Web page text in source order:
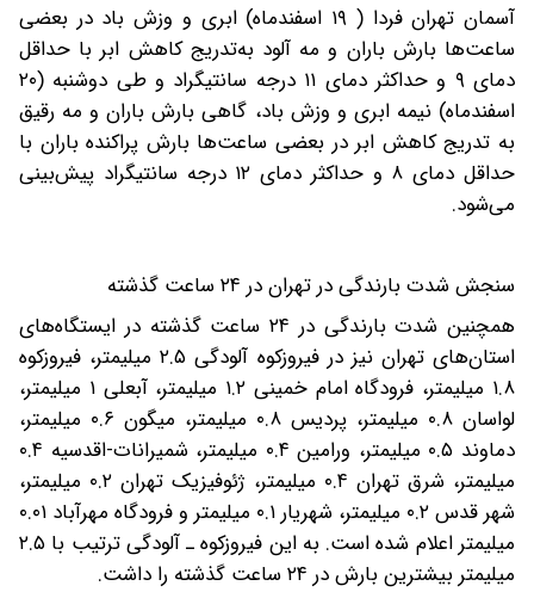
آسمان تهران فردا ( ۱۹ اسفندماه) ابری و وزش باد در بعضی
ساعت‌ها بارش باران و مه آلود به‌تدریج کاهش ابر با حداقل
دمای ۹ و حداکثر دمای ۱۱ درجه سانتیگراد و طی ‌دوشنبه (۲۰
اسفندماه) نیمه ابری و وزش باد، گاهی بارش باران و مه رقیق
به‌ تدریج کاهش ابر در بعضی ساعت‌ها بارش پراکنده باران با
حداقل دمای ۸ و حداکثر دمای ۱۲ درجه سانتیگراد پیش‌بینی
می‌شود.
سنجش شدت بارندگی در تهران در ۲۴ ساعت گذشته
همچنین شدت بارندگی در ۲۴ ساعت گذشته در ایستگاه‌های
استان‌های تهران نیز در فیروزکوه آلودگی ۲.۵ میلیمتر، فیروزکوه
۱.۸ میلیمتر، فرودگاه امام خمینی ۱.۲ میلیمتر، آبعلی ۱ میلیمتر،
لواسان ۰.۸ میلیمتر، پردیس ۰.۸ میلیمتر، میگون ۰.۶ میلیمتر،
دماوند ۰.۵ میلیمتر، ورامین ۰.۴ میلیمتر، شمیرانات-اقدسیه ۰.۴
میلیمتر، شرق تهران ۰.۴ میلیمتر، ژئوفیزیک تهران ۰.۲ میلیمتر،
شهر قدس ۰.۲ میلیمتر، شهریار ۰.۱ میلیمتر و فرودگاه مهرآباد ۰.۰۱
میلیمتر اعلام شده است. به این فیروزکوه ـ آلودگی ترتیب با ۲.۵
میلیمتر بیشترین بارش در ۲۴ ساعت گذشته را داشت.